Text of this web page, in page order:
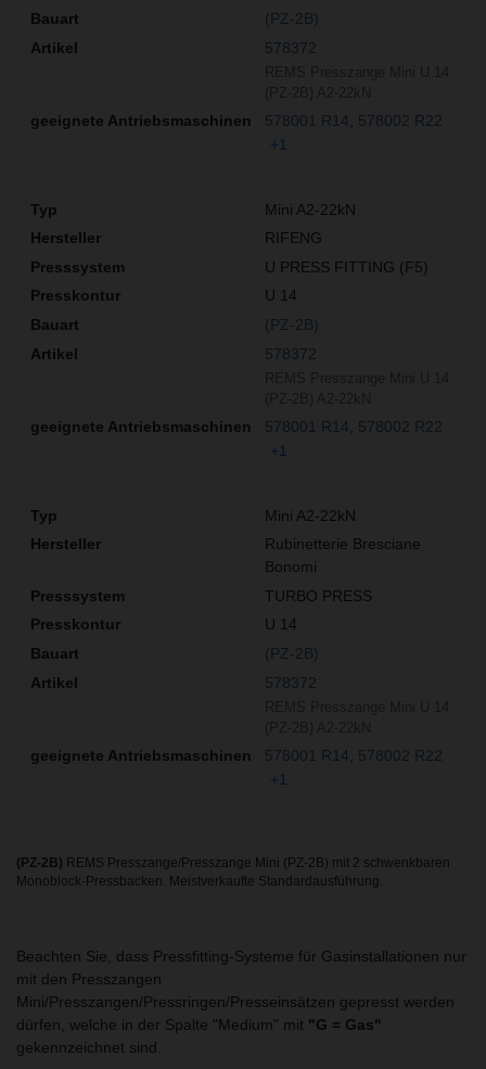
(PZ-2B)
578372
578001 R14
578002 R22
+1
Mini A2-22kN
RIFENG
U PRESS FITTING (F5)
U 14
(PZ-2B)
578372
578001 R14
578002 R22
+1
Mini A2-22kN
Rubinetterie Bresciane
Bonomi
TURBO PRESS
U 14
(PZ-2B)
578372
578001 R14
578002 R22
+1
(PZ-2B) REMS Presszange/Presszange Mini (PZ-2B) mit 2 schwenkbaren
Monoblock-Pressbacken. Meistverkaufte Standardausführung.
Beachten Sie, dass Pressfitting-Systeme für Gasinstallationen nur
mit den Presszangen
Mini/Presszangen/Pressringen/Presseinsätzen gepresst werden
dürfen, welche in der Spalte "Medium" mit "G = Gas"
gekennzeichnet sind.